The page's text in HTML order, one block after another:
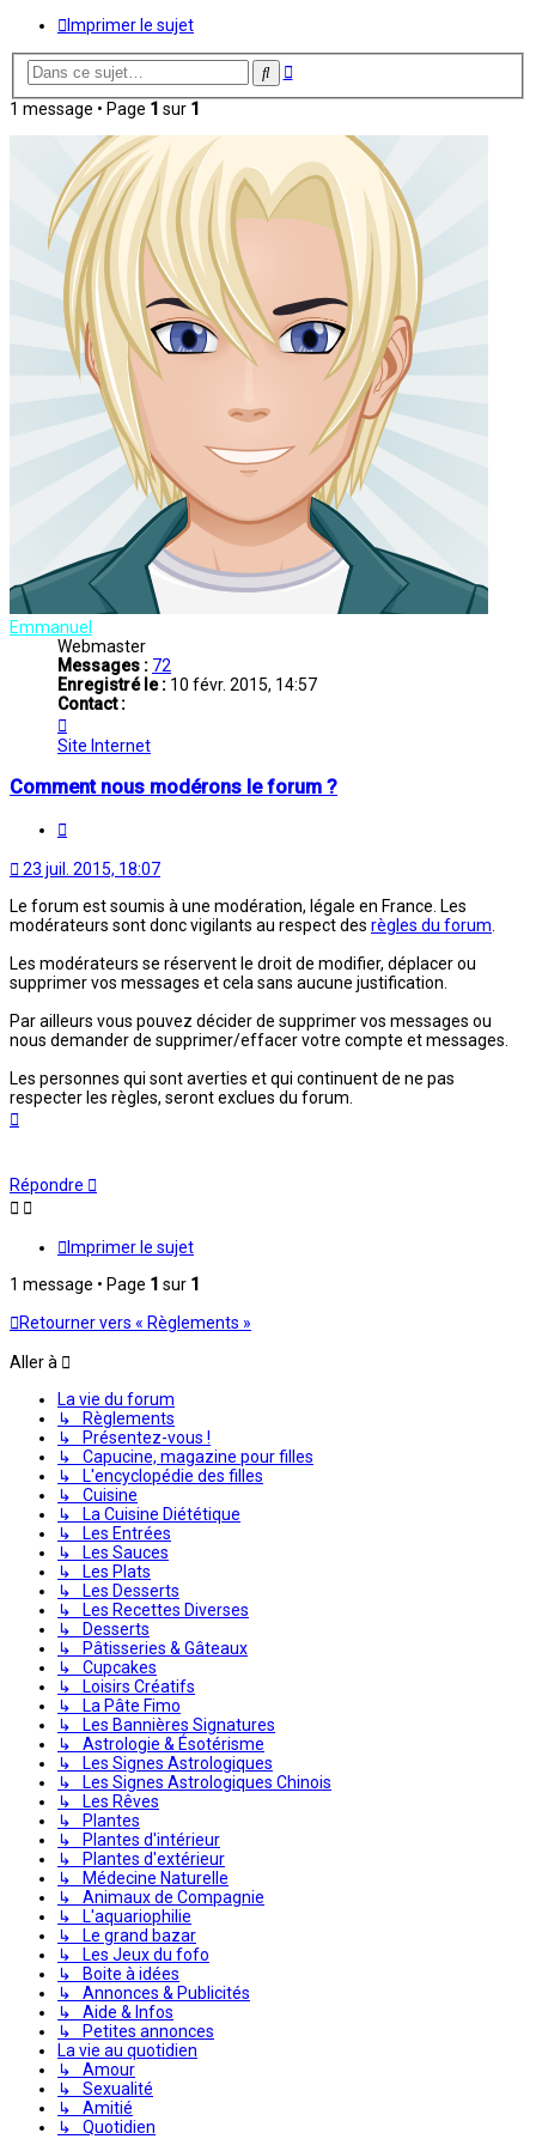
Imprimer le sujet
Rechercher
Recherche
1 message • Page 1 sur 1
Emmanuel
Webmaster
Messages : 72
Enregistré le : 10 févr. 2015, 14:57
Contact :
Emmanuel
Site Internet
Comment nous modérons le forum ?
23 juil. 2015, 18:07
Le forum est soumis à une modération, légale en France. Les
modérateurs sont donc vigilants au respect des règles du forum
Les modérateurs se réservent le droit de modifier, déplacer ou
supprimer vos messages et cela sans aucune justification.
Par ailleurs vous pouvez décider de supprimer vos messages ou
nous demander de supprimer/effacer votre compte et messages.
Les personnes qui sont averties et qui continuent de ne pas
respecter les règles, seront exclues du forum.
Répondre
Imprimer le sujet
1 message • Page 1 sur 1
Retourner vers « Règlements »
Aller à
La vie du forum
↳ Règlements
↳ Présentez-vous !
↳ Capucine, magazine pour filles
↳ L'encyclopédie des filles
↳ Cuisine
↳ La Cuisine Diététique
↳ Les Entrées
↳ Les Sauces
↳ Les Plats
↳ Les Desserts
↳ Les Recettes Diverses
↳ Desserts
↳ Pâtisseries & Gâteaux
↳ Cupcakes
↳ Loisirs Créatifs
↳ La Pâte Fimo
↳ Les Bannières Signatures
↳ Astrologie & Ésotérisme
↳ Les Signes Astrologiques
↳ Les Signes Astrologiques Chinois
↳ Les Rêves
↳ Plantes
↳ Plantes d'intérieur
↳ Plantes d'extérieur
↳ Médecine Naturelle
↳ Animaux de Compagnie
↳ L'aquariophilie
↳ Le grand bazar
↳ Les Jeux du fofo
↳ Boite à idées
↳ Annonces & Publicités
↳ Aide & Infos
↳ Petites annonces
La vie au quotidien
↳ Amour
↳ Sexualité
↳ Amitié
↳ Quotidien